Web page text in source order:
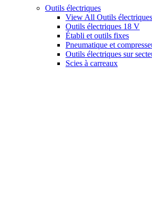
Outils électriques
View All Outils électriques
Outils électriques 18 V
Établi et outils fixes
Pneumatique et
Outils électriques sur
Scies à carreaux